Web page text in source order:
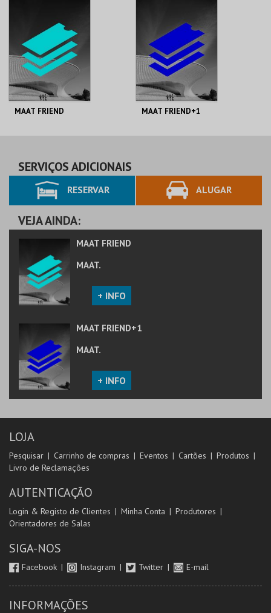
MAAT FRIEND
AQUISIÇÃO
MAIS INFO
COMPRAR
MAAT FRIEND+1
MAIS INFO
SERVIÇOS ADICIONAIS
RESERVAR ALUGAR
VEJA AINDA:
MAAT FRIEND
MAAT.
+ INFO
MAAT FRIEND+1
MAAT.
+ INFO
LOJA
Pesquisar Carrinho de compras Eventos Cartões
Produtos
Livro de Reclamações
AUTENTICAÇÃO
Login & Registo de Clientes Minha Conta
Produtores
Orientadores de Salas
SIGA-NOS
Facebook Instagram Twitter E-mail
INFORMAÇÕES